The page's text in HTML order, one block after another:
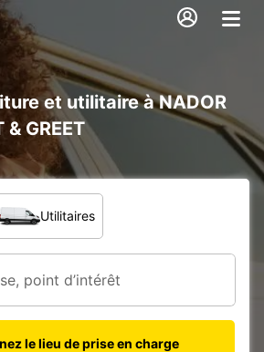
et utilitaire à NADOR
& GREET
?
Utilitaires
le lieu de prise en charge